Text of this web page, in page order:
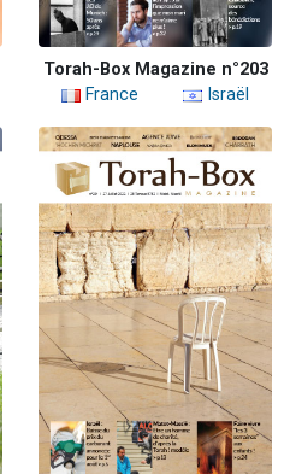
Torah-Box Magazine n°203
France
Israël